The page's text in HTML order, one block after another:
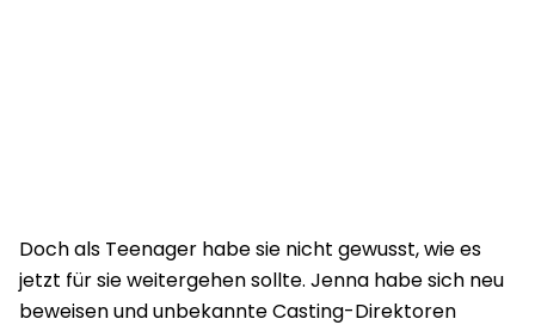
Doch als Teenager habe sie nicht gewusst, wie es
jetzt für sie weitergehen sollte. Jenna habe sich neu
beweisen und unbekannte Casting-Direktoren